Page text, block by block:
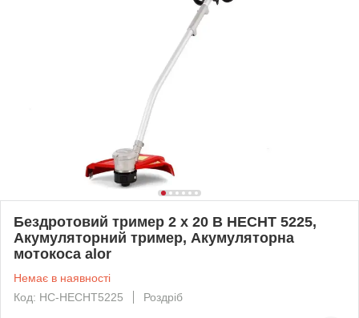
Бездротовий тример 2 x 20 В HECHT 5225,
Акумуляторний тример, Акумуляторна
мотокоса alor
Немає в наявності
Код: HC-HECHT5225
Роздріб